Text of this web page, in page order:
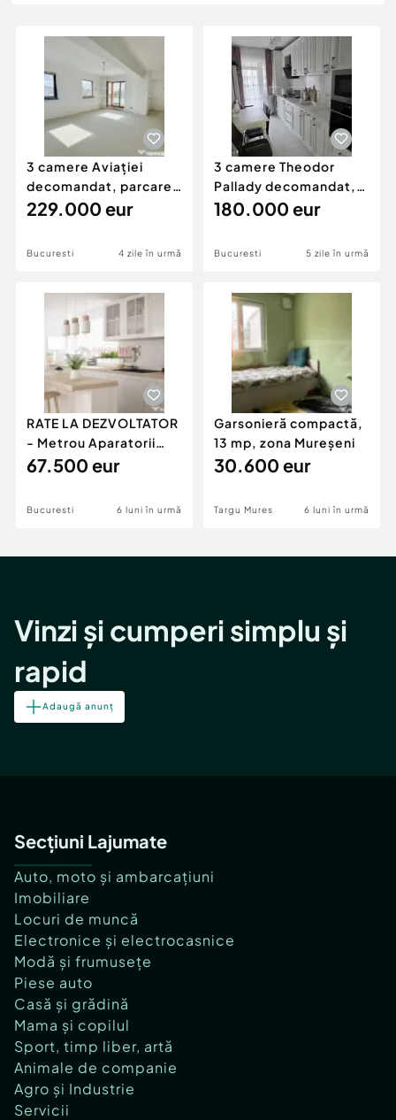
Animale de companie
Afaceri și echipamente profesionale
Inchiriere Bunuri si Vehicule
Piese auto si accesorii
Dacia Duster
3 camere Aviației
decomandat, parcare,
et. 2, an 2016, 96 m
229.000 eur
Bucuresti 4 zile în urmă
3 camere Theodor
Pallady decomandat,
centrală, et. 3, an 20
180.000 eur
Bucuresti 5 zile în urmă
RATE LA DEZVOLTATOR
- Metrou Aparatorii
Patriei -
67.500 eur
Bucuresti 6 luni în urmă
Garsonieră compactă,
13 mp, zona Mureșeni
30.600 eur
Targu Mures 6 luni în urmă
Vinzi și cumperi simplu și
rapid
Adaugă anunț
Secțiuni Lajumate
Auto, moto și ambarcațiuni
Imobiliare
Locuri de muncă
Electronice și electrocasnice
Modă și frumusețe
Piese auto
Casă și grădină
Mama și copilul
Sport, timp liber, artă
Animale de companie
Agro și Industrie
Servicii